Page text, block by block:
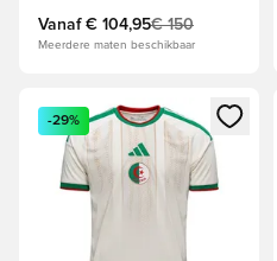
Vanaf € 104,95€ 150
Meerdere maten beschikbaar
Opent een venster om in te
-29%